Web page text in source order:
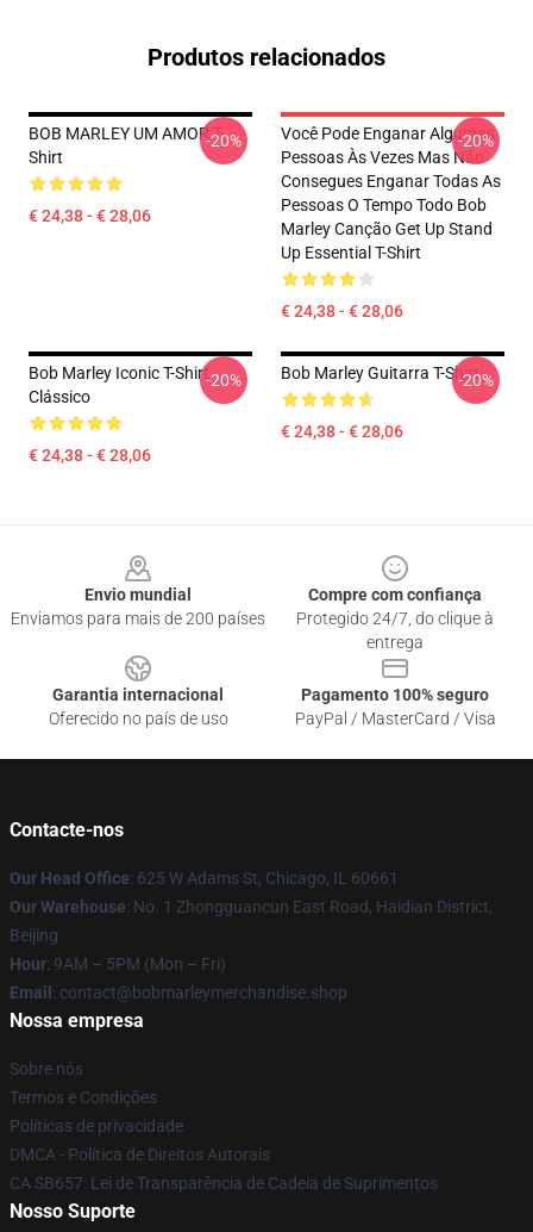
Produtos relacionados
BOB MARLEY UM AMOR T-
Shirt
€ 24,38 - € 28,06
-20%
Você Pode Enganar Algumas
Pessoas Às Vezes Mas Não
Consegues Enganar Todas As
Pessoas O Tempo Todo Bob
Marley Canção Get Up Stand
Up Essential T-Shirt
€ 24,38 - € 28,06
-20%
Bob Marley Iconic T-Shirt
Clássico
€ 24,38 - € 28,06
-20% Bob Marley Guitarra T-Shirt
€ 24,38 - € 28,06
-20%
Envio mundial
Enviamos para mais de 200 países
Compre com confiança
Protegido 24/7, do clique à
entrega
Garantia internacional
Oferecido no país de uso
Pagamento 100% seguro
PayPal / MasterCard / Visa
Contacte-nos
Our Head Office: 625 W Adams St, Chicago, IL 60661
Our Warehouse: No. 1 Zhongguancun East Road, Haidian District,
Beijing
Hour: 9AM – 5PM (Mon – Fri)
Email : contact@bobmarleymerchandise.shop
Nossa empresa
Sobre nós
Termos e Condições
Políticas de privacidade
DMCA - Política de Direitos Autorais
CA SB657: Lei de Transparência de Cadeia de Suprimentos
Nosso Suporte